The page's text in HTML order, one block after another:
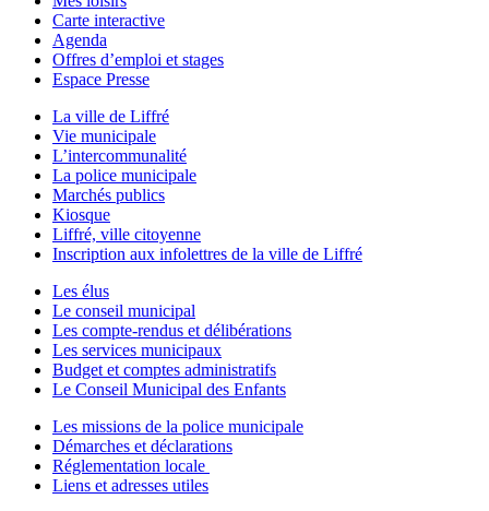
Carte interactive
Agenda
Offres d’emploi et stages
Espace Presse
La ville de Liffré
Vie municipale
L’intercommunalité
La police municipale
Marchés publics
Kiosque
Liffré, ville citoyenne
Inscription aux infolettres de la ville de Liffré
Les élus
Le conseil municipal
Les compte-rendus et délibérations
Les services municipaux
Budget et comptes administratifs
Le Conseil Municipal des Enfants
Les missions de la police municipale
Démarches et déclarations
Réglementation locale
Liens et adresses utiles